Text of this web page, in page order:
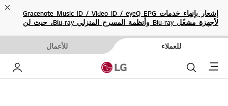
إشعار بإنهاء خدمات Gracenote Music ID / Video ID / eyeQ EPG
لأجهزة مشغّل Blu-ray وأنظمة المسرح المنزلي Blu-ray، حيث لن
للعملاء للأعمال
Menu بحث